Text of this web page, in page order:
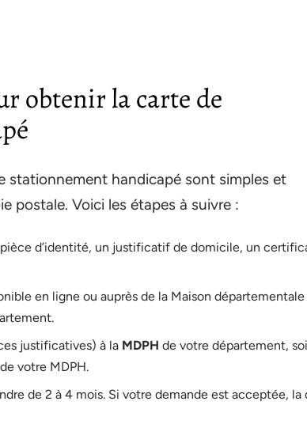
obtenir la carte de
stationnement handicapé sont simples et
postale. Voici les étapes à suivre :
d’identité, un justificatif de domicile, un
en ligne ou auprès de la Maison départementale
justificatives) à la MDPH de votre département,
votre MDPH.
de 2 à 4 mois. Si votre demande est acceptée, la